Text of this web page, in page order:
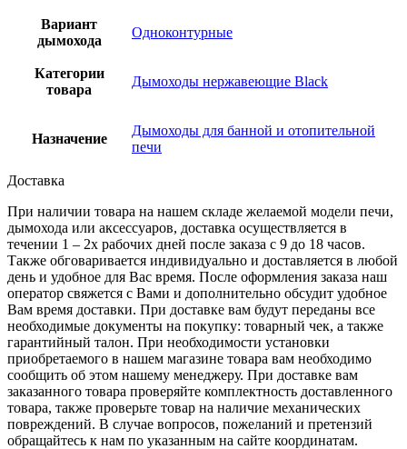
Вариант
дымохода
Одноконтурные
Категории
товара
Дымоходы нержавеющие Black
Назначение
Дымоходы для банной и отопительной
печи
Доставка
При наличии товара на нашем складе желаемой модели печи,
дымохода или аксессуаров, доставка осуществляется в
течении 1 – 2х рабочих дней после заказа с 9 до 18 часов.
Также обговаривается индивидуально и доставляется в любой
день и удобное для Вас время. После оформления заказа наш
оператор свяжется с Вами и дополнительно обсудит удобное
Вам время доставки. При доставке вам будут переданы все
необходимые документы на покупку: товарный чек, а также
гарантийный талон. При необходимости установки
приобретаемого в нашем магазине товара вам необходимо
сообщить об этом нашему менеджеру. При доставке вам
заказанного товара проверяйте комплектность доставленного
товара, также проверьте товар на наличие механических
повреждений. В случае вопросов, пожеланий и претензий
обращайтесь к нам по указанным на сайте координатам.